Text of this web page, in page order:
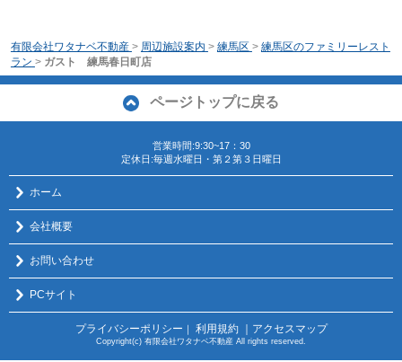
有限会社ワタナベ不動産 > 周辺施設案内 > 練馬区 > 練馬区のファミリーレスト
ラン > ガスト 練馬春日町店
ページトップに戻る
営業時間:9:30~17：30
定休日:毎週水曜日・第２第３日曜日
ホーム
会社概要
お問い合わせ
PCサイト
プライバシーポリシー ｜ 利用規約 ｜アクセスマップ
Copyright(c) 有限会社ワタナベ不動産 All rights reserved.